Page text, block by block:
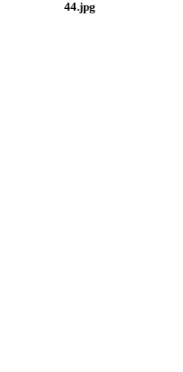
44.jpg